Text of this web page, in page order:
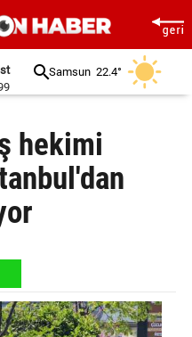
Samsun 22.4°
hekimi